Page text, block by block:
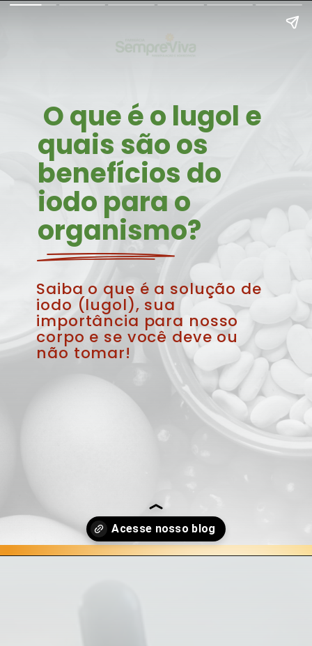
O que é o lugol e
quais são os
benefícios do
iodo para o
organismo?
Saiba o que é a solução de
iodo (lugol), sua
importância para nosso
corpo e se você deve ou
não tomar!